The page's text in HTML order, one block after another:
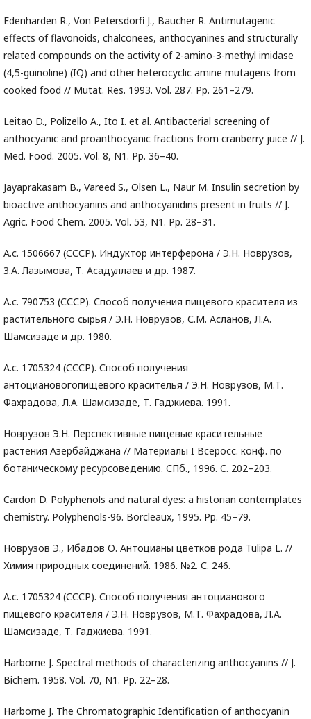
Edenharden R., Von Petersdorfi J., Baucher R. Antimutagenic
effects of flavonoids, chalconees, anthocyanines and structurally
related compounds on the activity of 2-amino-3-methyl imidase
(4,5-guinoline) (IQ) and other heterocyclic amine mutagens from
cooked food // Mutat. Res. 1993. Vol. 287. Pp. 261–279.
Leitao D., Polizello A., Ito I. et al. Antibacterial screening of
anthocyanic and proanthocyanic fractions from cranberry juice // J.
Med. Food. 2005. Vol. 8, N1. Pp. 36–40.
Jayaprakasam B., Vareed S., Olsen L., Naur M. Insulin secretion by
bioactive anthocyanins and anthocyanidins present in fruits // J.
Agric. Food Chem. 2005. Vol. 53, N1. Pp. 28–31.
А.с. 1506667 (СССР). Индуктор интерферона / Э.Н. Новрузов,
З.А. Лазымова, Т. Асадуллаев и др. 1987.
А.с. 790753 (СССР). Способ получения пищевого красителя из
растительного сырья / Э.Н. Новрузов, С.М. Асланов, Л.А.
Шамсизаде и др. 1980.
А.с. 1705324 (СССР). Способ получения
антоциановогопищевого красителья / Э.Н. Новрузов, М.Т.
Фахрадова, Л.А. Шамсизаде, Т. Гаджиева. 1991.
Новрузов Э.Н. Перспективные пищевые красительные
растения Азербайджана // Материалы I Всеросс. конф. по
ботаническому ресурсоведению. СПб., 1996. C. 202–203.
Cardon D. Polyphenols and natural dyes: a historian contemplates
chemistry. Polyphenols-96. Borcleaux, 1995. Pp. 45–79.
Новрузов Э., Ибадов О. Антоцианы цветков рода Tulipa L. //
Химия природных соединений. 1986. №2. С. 246.
А.с. 1705324 (СССР). Способ получения антоцианового
пищевого красителя / Э.Н. Новрузов, М.Т. Фахрадова, Л.А.
Шамсизаде, Т. Гаджиева. 1991.
Harborne J. Spectral methods of characterizing anthocyanins // J.
Bichem. 1958. Vol. 70, N1. Pp. 22–28.
Harborne J. The Chromatographic Identification of anthocyanin